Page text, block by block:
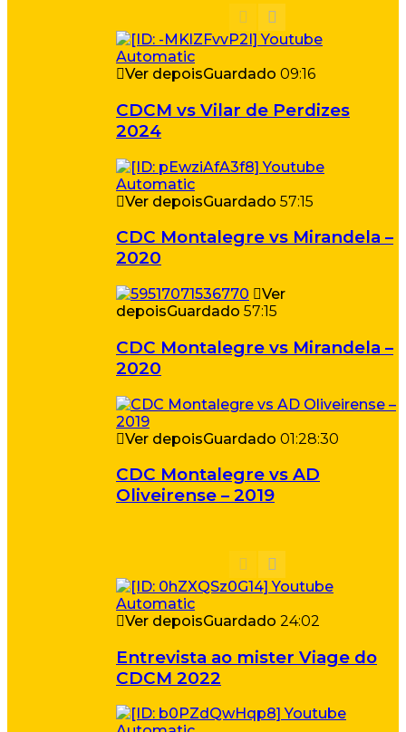
Ver depoisGuardado 09:16
CDCM vs Vilar de Perdizes
2024
Ver depoisGuardado 57:15
CDC Montalegre vs Mirandela –
2020
Ver
depoisGuardado 57:15
CDC Montalegre vs Mirandela –
2020
Ver depoisGuardado 01:28:30
CDC Montalegre vs AD
Oliveirense – 2019
Ver depoisGuardado 24:02
Entrevista ao mister Viage do
CDCM 2022